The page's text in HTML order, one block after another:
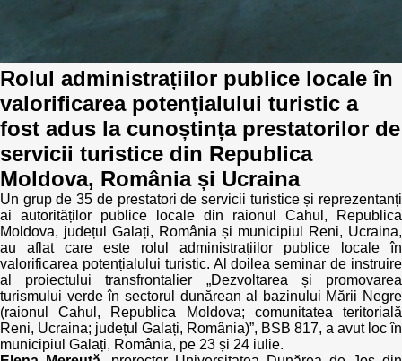
Rolul administrațiilor publice locale în
valorificarea potențialului turistic a
fost adus la cunoștința prestatorilor de
servicii turistice din Republica
Moldova, România și Ucraina
Un grup de 35 de prestatori de servicii turistice și reprezentanți
ai autorităților publice locale din raionul Cahul, Republica
Moldova, județul Galați, România și municipiul Reni, Ucraina,
au aflat care este rolul administrațiilor publice locale în
valorificarea potențialului turistic. Al doilea seminar de instruire
al proiectului transfrontalier „Dezvoltarea și promovarea
turismului verde în sectorul dunărean al bazinului Mării Negre
(raionul Cahul, Republica Moldova; comunitatea teritorială
Reni, Ucraina; județul Galați, România)”, BSB 817, a avut loc în
municipiul Galați, România, pe 23 și 24 iulie.